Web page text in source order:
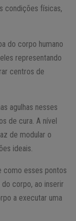
condições físicas,
do corpo humano
representando
centros de
agulhas nesses
de cura. A nível
de modular o
ideais.
como esses pontos
corpo, ao inserir
a executar uma